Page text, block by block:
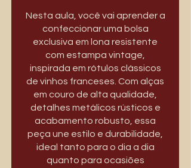
Nesta aula, você vai aprender a
confeccionar uma bolsa
exclusiva em lona resistente
com estampa vintage,
inspirada em rótulos clássicos
de vinhos franceses. Com alças
em couro de alta qualidade,
detalhes metálicos rústicos e
acabamento robusto, essa
peça une estilo e durabilidade,
ideal tanto para o dia a dia
quanto para ocasiões